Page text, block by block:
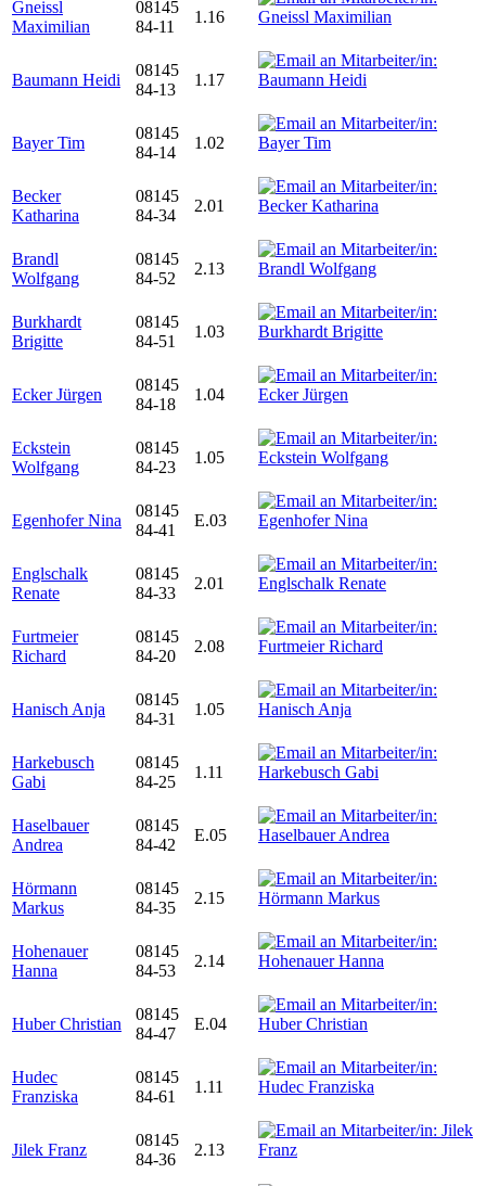
Gneissl
Maximilian
08145
84-11
1.16
Baumann Heidi
08145
84-13
1.17
Bayer Tim
08145
84-14
1.02
Becker
Katharina
08145
84-34
2.01
Brandl
Wolfgang
08145
84-52
2.13
Burkhardt
Brigitte
08145
84-51
1.03
Ecker Jürgen
08145
84-18
1.04
Eckstein
Wolfgang
08145
84-23
1.05
Egenhofer Nina
08145
84-41
E.03
Englschalk
Renate
08145
84-33
2.01
Furtmeier
Richard
08145
84-20
2.08
Hanisch Anja
08145
84-31
1.05
Harkebusch
Gabi
08145
84-25
1.11
Haselbauer
Andrea
08145
84-42
E.05
Hörmann
Markus
08145
84-35
2.15
Hohenauer
Hanna
08145
84-53
2.14
Huber Christian
08145
84-47
E.04
Hudec
Franziska
08145
84-61
1.11
Jilek Franz
08145
84-36
2.13